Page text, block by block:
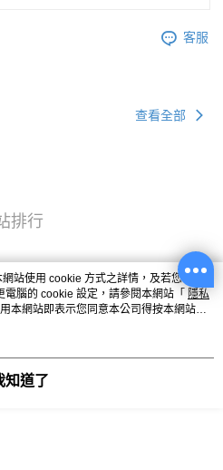
客服
查看全部
排行
站使用 cookie 方式之詳情，及若您不希
腦的 cookie 設定，請參閱本網站「 隱私
本網站即表示您同意本公司得按本網站使
知道了